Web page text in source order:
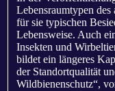
Lebensraumtypen
für sie typischen
Lebensweise. Auch
Insekten und
bildet ein längeres
der Standortqualität
Wildbienenschutz“,